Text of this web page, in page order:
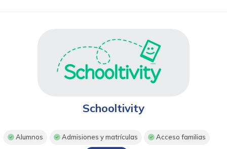
Schooltivity
Alumnos Admisiones y matrículas Acceso familias